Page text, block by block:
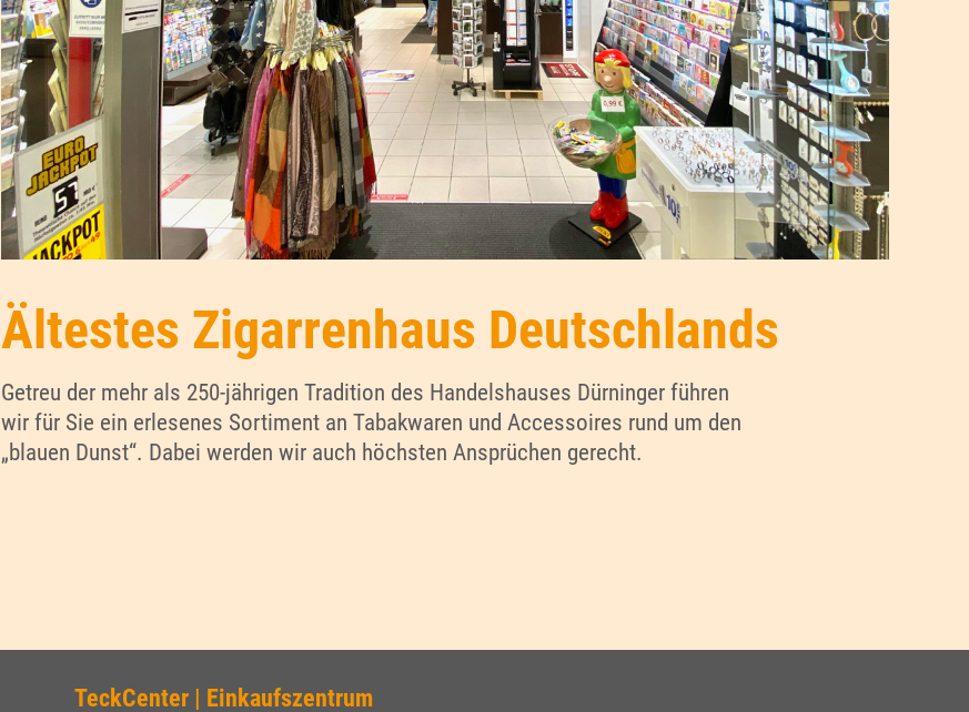
Ältestes Zigarrenhaus Deutschlands
Getreu der mehr als 250-jährigen Tradition des Handelshauses Dürninger führen
wir für Sie ein erlesenes Sortiment an Tabakwaren und Accessoires rund um den
„blauen Dunst“. Dabei werden wir auch höchsten Ansprüchen gerecht.
TeckCenter | Einkaufszentrum